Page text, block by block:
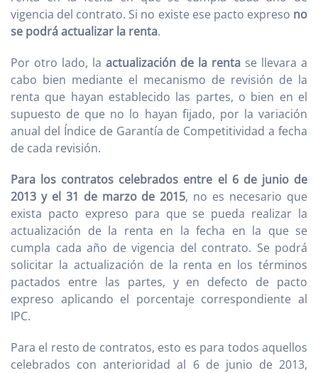
vigencia del contrato. Si no existe ese pacto expreso no
se podrá actualizar la renta.
Por otro lado, la actualización de la renta se llevara a
cabo bien mediante el mecanismo de revisión de la
renta que hayan establecido las partes, o bien en el
supuesto de que no lo hayan fijado, por la variación
anual del Índice de Garantía de Competitividad a fecha
de cada revisión.
Para los contratos celebrados entre el 6 de junio de
2013 y el 31 de marzo de 2015, no es necesario que
exista pacto expreso para que se pueda realizar la
actualización de la renta en la fecha en la que se
cumpla cada año de vigencia del contrato. Se podrá
solicitar la actualización de la renta en los términos
pactados entre las partes, y en defecto de pacto
expreso aplicando el porcentaje correspondiente al
IPC.
Para el resto de contratos, esto es para todos aquellos
celebrados con anterioridad al 6 de junio de 2013,